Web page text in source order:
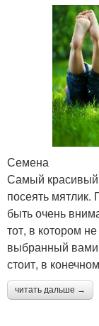
Семена
Самый красивый
посеять
быть очень
тот, в котором
выбранный вами
стоит, в
читать дальше →